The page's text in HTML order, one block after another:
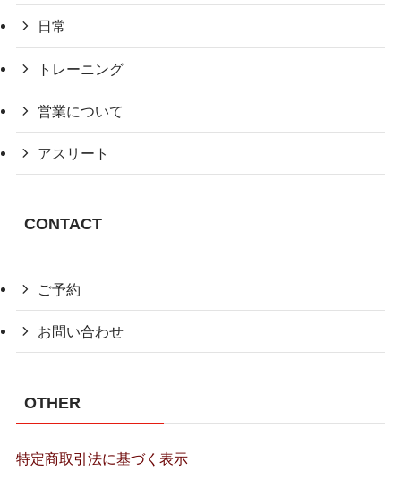
日常
トレーニング
営業について
アスリート
CONTACT
ご予約
お問い合わせ
OTHER
特定商取引法に基づく表示